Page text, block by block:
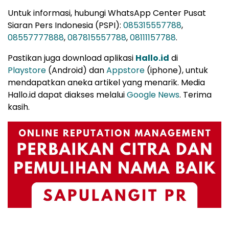
Untuk informasi, hubungi WhatsApp Center Pusat
Siaran Pers Indonesia (PSPI): 085315557788,
08557777888,087815557788,08111157788.
Pastikan juga download aplikasi Hallo.id di
Playstore (Android) danAppstore (iphone), untuk
mendapatkan aneka artikel yang menarik. Media
Hallo.id dapat diakses melaluiGoogle News. Terima
kasih.